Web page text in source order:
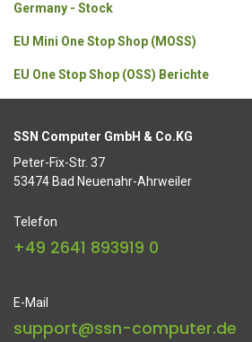
Germany - Stock
EU Mini One Stop Shop (MOSS)
EU One Stop Shop (OSS) Berichte
SSN Computer GmbH & Co.KG
Peter-Fix-Str. 37
53474 Bad Neuenahr-Ahrweiler
Telefon
+49 2641 893919 0
E-Mail
support@ssn-computer.de